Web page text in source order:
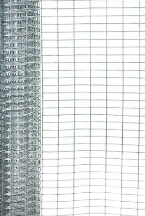
Grillage à chevaux
Grillage de rats
Grillage de blaireaux
Tapis en
Clôture
Fil de
Filets de